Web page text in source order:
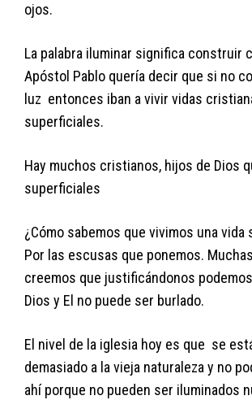
ojos.
La palabra iluminar significa construir
Apóstol Pablo quería decir que si no
luz entonces iban a vivir vidas
superficiales.
Hay muchos cristianos, hijos de Dios
superficiales
¿Cómo sabemos que vivimos una vida
Por las escusas que ponemos.
creemos que justificándonos
Dios y El no puede ser burlado.
El nivel de la iglesia hoy es que se
demasiado a la vieja naturaleza y no
ahí porque no pueden ser iluminados